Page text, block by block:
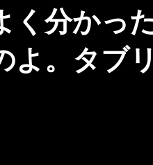
分かっ
よ。タブ